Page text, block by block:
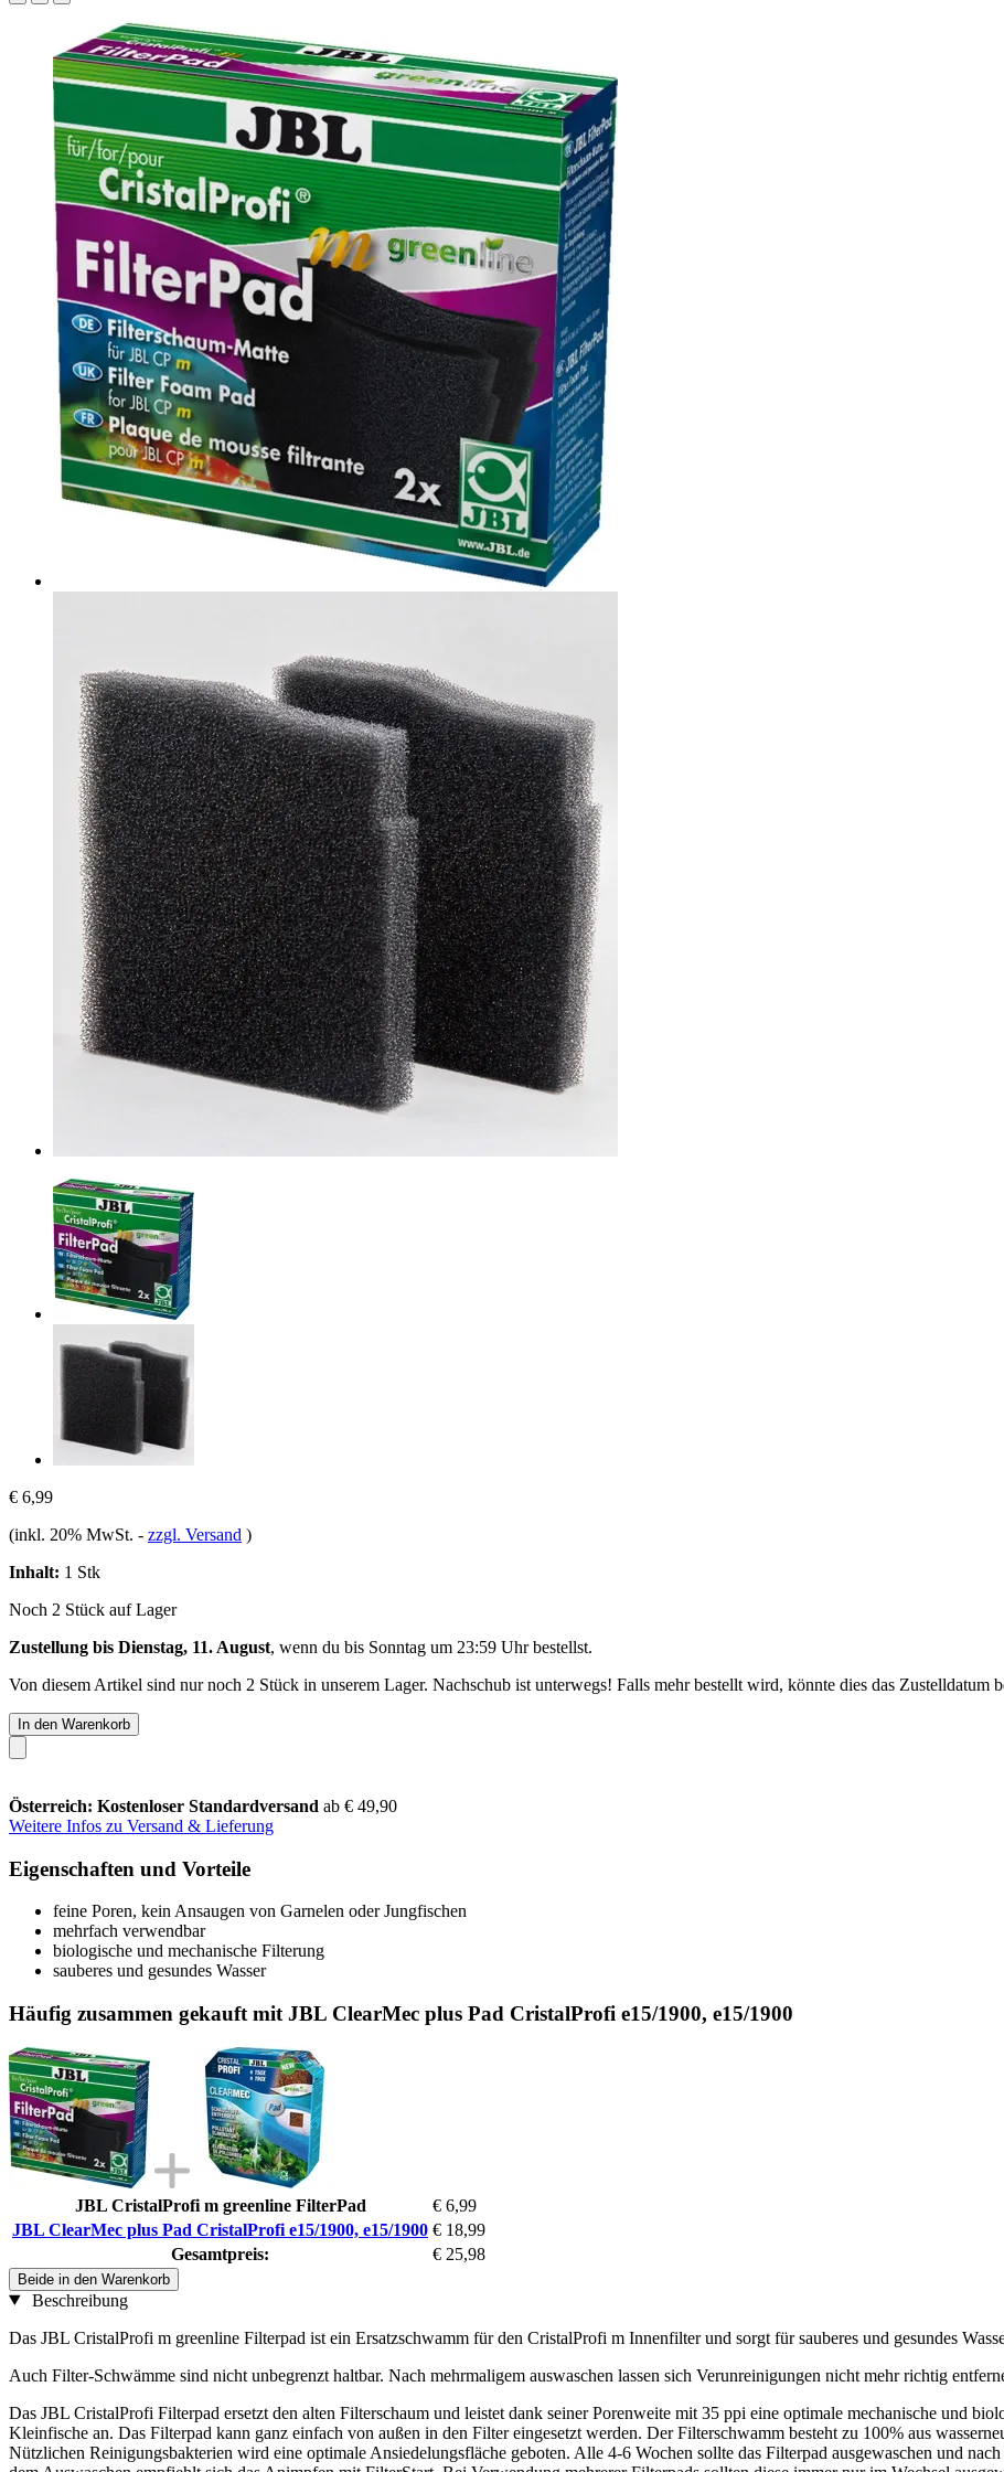
€ 6,99
(inkl. 20% MwSt. - zzgl. Versand )
Inhalt: 1 Stk
Noch 2 Stück auf Lager
Zustellung bis Dienstag, 11. August, wenn du bis Sonntag um 23:59 Uhrbestellst.
Von diesem Artikel sind nur noch 2 Stück in unserem Lager. Nachschub ist unterwegs! Falls mehr bestellt wird, könnte dies das Zustelldatum
In den Warenkorb
Österreich: Kostenloser Standardversand ab € 49,90
Weitere Infos zu Versand & Lieferung
Eigenschaften und Vorteile
feine Poren, kein Ansaugen von Garnelen oder Jungfischen
mehrfach verwendbar
biologische und mechanische Filterung
sauberes und gesundes Wasser
Häufig zusammen gekauft mit JBL ClearMec plus Pad CristalProfi e15/1900, e15/1900
JBL CristalProfi m greenline FilterPad
€ 6,99
JBL ClearMec plus Pad CristalProfi e15/1900, e15/1900 € 18,99
Gesamtpreis:
€ 25,98
Beide in den Warenkorb
Beschreibung
Das JBL CristalProfi m greenline Filterpad ist ein Ersatzschwamm für den CristalProfi m Innenfilter und sorgt für sauberes und gesundes
Auch Filter-Schwämme sind nicht unbegrenzt haltbar. Nach mehrmaligem auswaschen lassen sich Verunreinigungen nicht mehr richtig
Das JBL CristalProfi Filterpad ersetzt den alten Filterschaum und leistet dank seiner Porenweite mit 35 ppi eine optimale mechanische und
Kleinfische an. Das Filterpad kann ganz einfach von außen in den Filter eingesetzt werden. Der Filterschwamm besteht zu 100% aus
Nützlichen Reinigungsbakterien wird eine optimale Ansiedelungsfläche geboten. Alle 4-6 Wochen sollte das Filterpad ausgewaschen und